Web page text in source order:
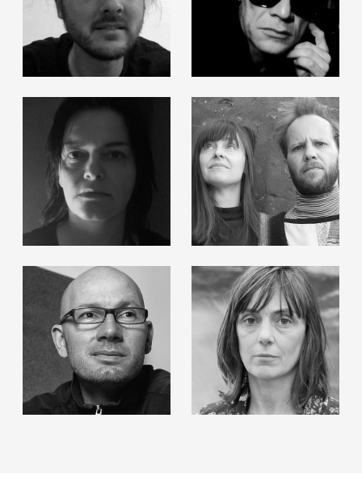
Markus Hiesleitner Franz Stefan Lun
Sabine Marte
Micha/Martin
Payer/Gabriel